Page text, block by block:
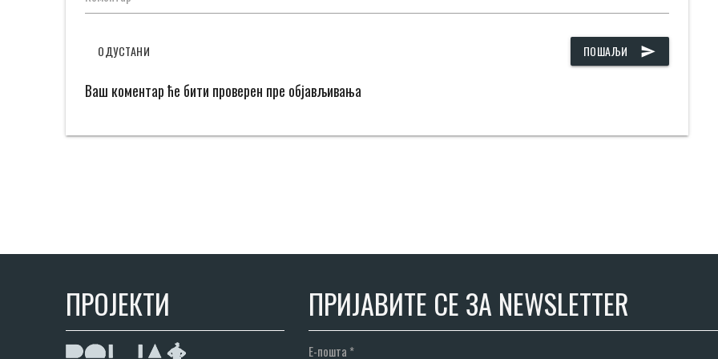
ПОШАЉИ send
ОДУСТАНИ
Ваш коментар ће бити проверен пре објављивања
ПРОЈЕКТИ ПРИЈАВИТЕ СЕ ЗА NEWSLETTER
Е-пошта *